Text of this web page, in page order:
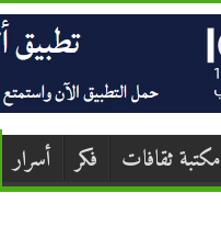
مكتبة ثقافات فكر أسرار